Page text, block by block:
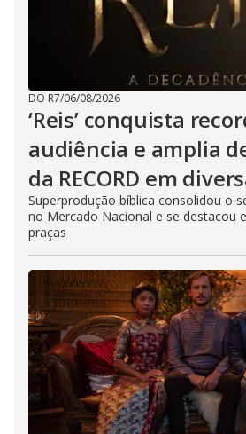
DO R7/06/08/2026
‘Reis’ conquista
audiência e amplia
da RECORD em
Superprodução bíblica consolidou o
no Mercado Nacional e se destacou
praças